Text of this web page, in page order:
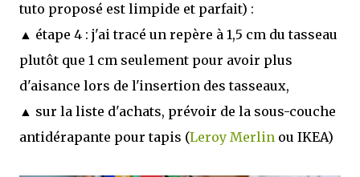
tuto proposé est limpide et parfait) :
▲ étape 4 : j'ai tracé un repère à 1,5 cm du tasseau
plutôt que 1 cm seulement pour avoir plus
d'aisance lors de l'insertion des tasseaux,
▲ sur la liste d'achats, prévoir de la sous-couche
antidérapante pour tapis (Leroy Merlin ou IKEA)